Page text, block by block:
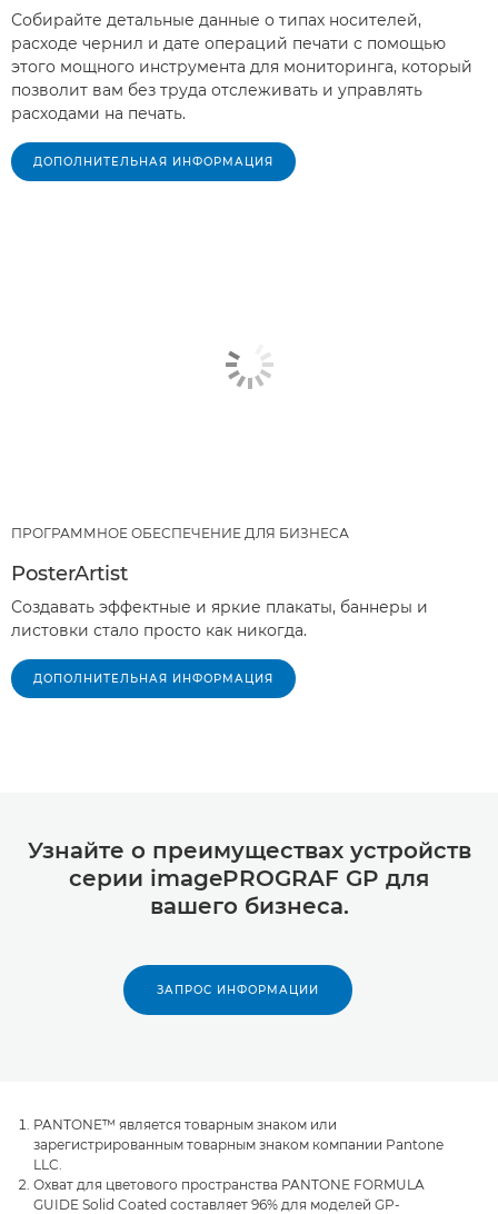
Собирайте детальные данные о типах носителей,
расходе чернил и дате операций печати с помощью
этого мощного инструмента для мониторинга, который
позволит вам без труда отслеживать и управлять
расходами на печать.
ДОПОЛНИТЕЛЬНАЯ ИНФОРМАЦИЯ
ПРОГРАММНОЕ ОБЕСПЕЧЕНИЕ ДЛЯ БИЗНЕСА
PosterArtist
Создавать эффектные и яркие плакаты, баннеры и
листовки стало просто как никогда.
ДОПОЛНИТЕЛЬНАЯ ИНФОРМАЦИЯ
Узнайте о преимуществах устройств
серии imagePROGRAF GP для
вашего бизнеса.
ЗАПРОС ИНФОРМАЦИИ
PANTONE™ является товарным знаком или
зарегистрированным товарным знаком компании Pantone
LLC.
Охват для цветового пространства PANTONE FORMULA
GUIDE Solid Coated составляет 96% для моделей GP-